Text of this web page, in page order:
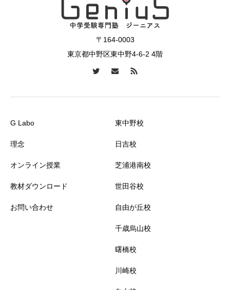
〒164-0003
東京都中野区東中野4-6-2 4階
G Labo
理念
オンライン授業
教材ダウンロード
お問い合わせ
東中野校
日吉校
芝浦港南校
世田谷校
自由が丘校
千歳烏山校
曙橋校
川崎校